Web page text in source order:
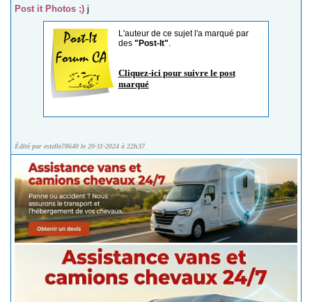
Post it Photos ;) j
L'auteur de ce sujet l'a marqué par
des "Post-It".
Cliquez-ici pour suivre le post
marqué
Édité par estelle78640 le 20-11-2024 à 22h37